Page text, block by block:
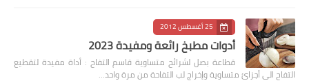
25 أغسطس 2012
أدوات مطبخ رائعة ومفيدة 2023
قطاعة بصل لشرائح متساوية قاسم التفاح : أداة مفيدة لتقطيع
التفاح الى أجزائ متساوية وإخراج لب التفاحة من مرة واحد…